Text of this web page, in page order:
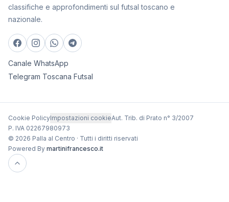
classifiche e approfondimenti sul futsal toscano e
nazionale.
Canale WhatsApp
Telegram Toscana Futsal
Cookie PolicyImpostazioni cookieAut. Trib. di Prato n° 3/2007
P. IVA 02267980973
© 2026 Palla al Centro · Tutti i diritti riservati
Powered By martinifrancesco.it